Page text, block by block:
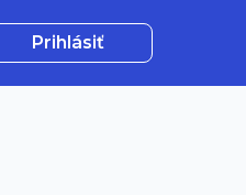
Prihlásiť